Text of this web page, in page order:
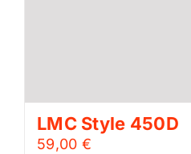
LMC Style 450D
59,00 €